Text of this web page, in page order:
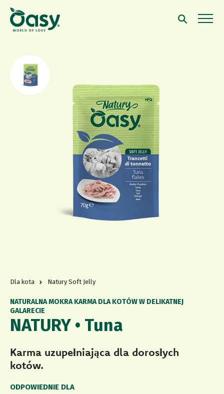
Dla kota Natury Soft Jelly
NATURY • Tuna
NATURALNA MOKRA KARMA DLA KOTÓW W DELIKATNEJ
GALARECIE
Karma uzupełniająca dla dorosłych
kotów.
ODPOWIEDNIE DLA